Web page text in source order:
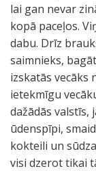
lai gan nevar
kopā paceļos.
dabu. Drīz
saimnieks,
izskatās vecāks
ietekmīgu
dažādās valstīs,
ūdenspīpi,
kokteili un
visi dzerot tikai